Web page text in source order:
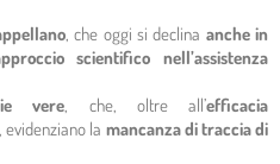
, che oggi si declina anche in
scientifico nell’assistenza
vere, che, oltre all’efficacia
, evidenziano la mancanza di traccia di